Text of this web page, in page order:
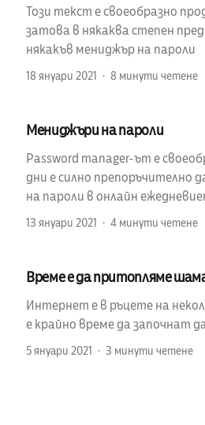
Този текст е своеобразно
затова в някаква степен
някакъв мениджър на пароли
18 януари 2021 8 минути четене
Мениджъри на пароли
Password manager-ът е
дни е силно препоръчително
на пароли в онлайн
13 януари 2021 4 минути четене
Време е да притопляме
Интернет е в ръцете на
е крайно време да започнат
5 януари 2021 3 минути четене